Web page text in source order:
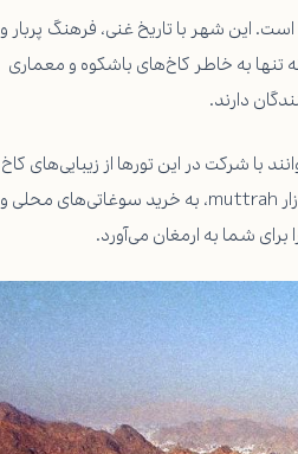
این شهر با تاریخ غنی، فرهنگ پربار و
به خاطر کاخ‌های باشکوه و معماری
دارند.
شرکت در این تورها از زیبایی‌های کاخ
سلطان قابوس و کاخ العلم دیدن کنند و همچنین با قدم زدن در بازارهای سنتی مانند بازار muttrah، به خرید سوغاتی‌های محلی و
شما به ارمغان می‌آورد.